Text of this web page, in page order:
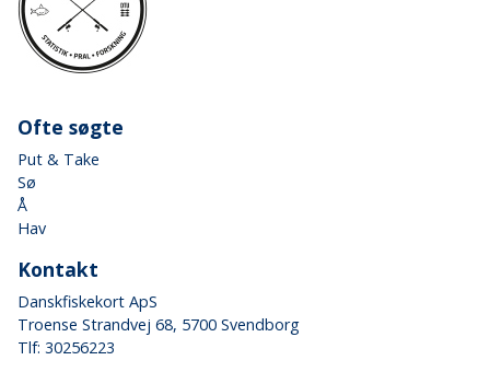
Ofte søgte
Put & Take
Sø
Å
Hav
Kontakt
Danskfiskekort ApS
Troense Strandvej 68, 5700 Svendborg
Tlf: 30256223